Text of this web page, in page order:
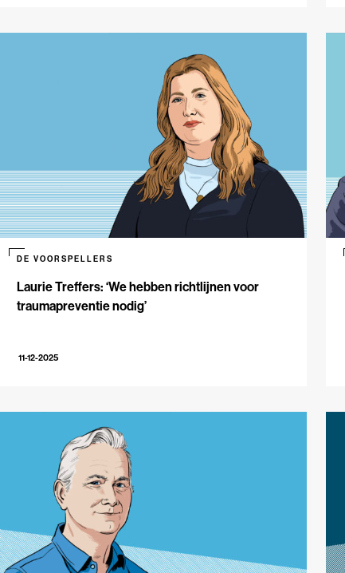
Laurie Treffers: ‘We hebben richtlijnen voor
traumapreventie nodig’
DE VOORSPELLERS
11-12-2025